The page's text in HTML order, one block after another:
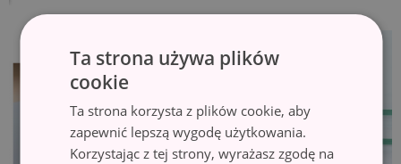
Ta strona używa plików
cookie
Ta strona korzysta z plików cookie, aby
zapewnić lepszą wygodę użytkowania.
Korzystając z tej strony, wyrażasz zgodę na